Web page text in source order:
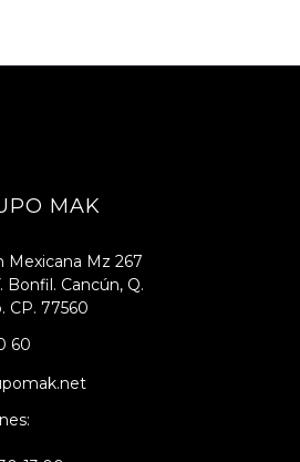
MAK
Mexicana Mz 267
Bonfil. Cancún, Q.
CP. 77560
60